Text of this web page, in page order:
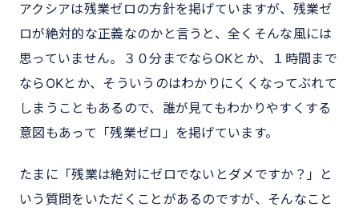
アクシアは残業ゼロの方針を掲げていますが、残業ゼ
ロが絶対的な正義なのかと言うと、全くそんな風には
思っていません。３０分までならOKとか、１時間まで
ならOKとか、そういうのはわかりにくくなってぶれて
しまうこともあるので、誰が見てもわかりやすくする
意図もあって「残業ゼロ」を掲げています。
たまに「残業は絶対にゼロでないとダメですか？」と
いう質問をいただくことがあるのですが、そんなこと